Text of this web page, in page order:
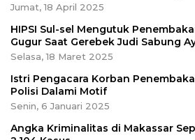
Jumat, 18 April 2025
HIPSI Sul-sel Mengutuk
Gugur Saat Gerebek Judi Sabung
Selasa, 18 Maret 2025
Istri Pengacara Korban
Polisi Dalami Motif
Senin, 6 Januari 2025
Angka Kriminalitas di Makassar